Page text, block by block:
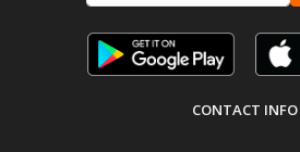
CONTACT INFO